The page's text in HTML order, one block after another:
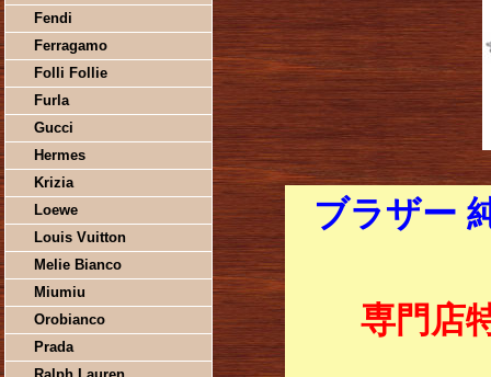
Fendi
Ferragamo
Folli Follie
Furla
Gucci
Hermes
Krizia
Loewe
Louis Vuitton
Melie Bianco
Miumiu
Orobianco
Prada
ブラザー
専門店